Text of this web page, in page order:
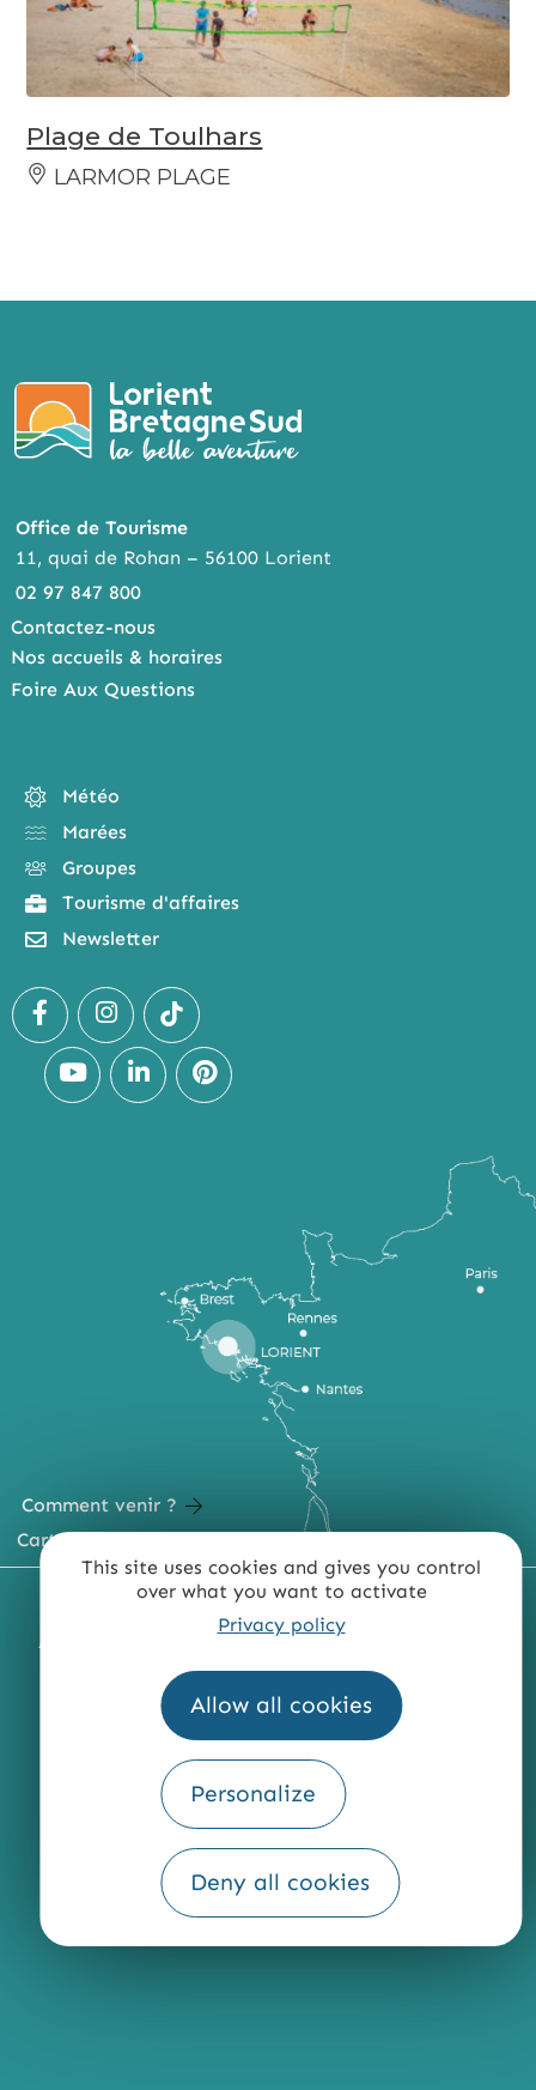
This site uses cookies and gives you control
over what you want to activate
Privacy policy
Allow all cookies
Personalize
Deny all cookies
Plage de Toulhars
LARMOR PLAGE
Office de Tourisme
11, quai de Rohan – 56100 Lorient
02 97 847 800
Contactez-nous
Nos accueils & horaires
Foire Aux Questions
Météo
Marées
Groupes
Tourisme d'affaires
Newsletter
Comment venir ?
Carte du territoire
MENTIONS LÉGALES PLAN DU SITE
ACCESSIBILITÉ : NON CONFORME
Fourni par
Traduction